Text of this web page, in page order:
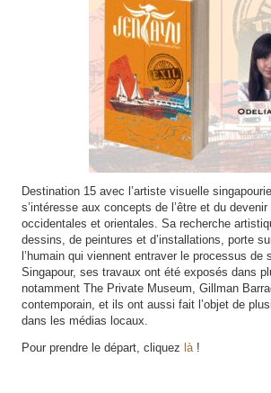
Destination 15 avec l’artiste visuelle
s’intéresse aux concepts de l’être et du
occidentales et orientales. Sa recherche
dessins, de peintures et d’installations, porte
l’humain qui viennent entraver le processus de
Singapour, ses travaux ont été exposés dans
notamment The Private Museum, Gillman
contemporain, et ils ont aussi fait l’objet de
dans les médias locaux.
Pour prendre le départ, cliquez là !